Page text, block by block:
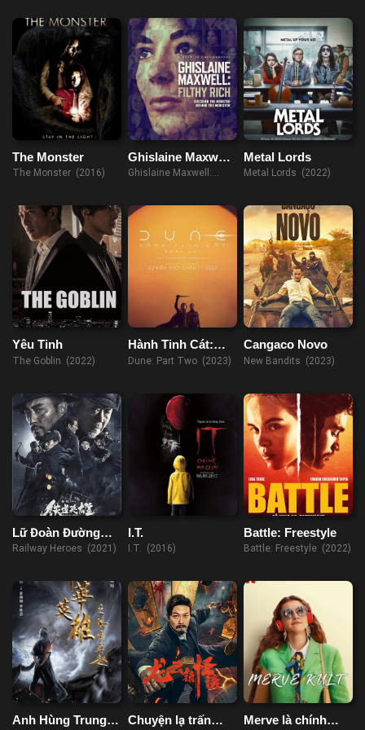
(2014)
The Monster
The Monster (2016)
Ghislaine Maxwell:
Giàu Có Và Đồi Bại
Ghislaine Maxwell:
Metal Lords
Metal Lords (2022)
Yêu Tinh
The Goblin (2022)
Hành Tinh Cát:
Phần Hai
Dune: Part Two (2023)
Cangaco Novo
New Bandits (2023)
Lữ Đoàn Đường
Sắt
Railway Heroes (2021)
I.T.
I.T. (2016)
Battle: Freestyle
Battle: Freestyle (2022)
Anh Hùng Trung
Chuyện ​​lạ trấn
Merve là chính